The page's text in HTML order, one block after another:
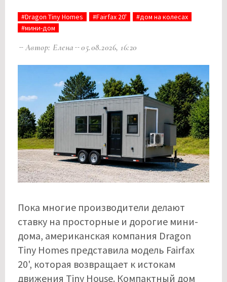
#Dragon Tiny Homes #Fairfax 20'
#дом на колесах
#мини-дом
Автор: Елена 05.08.2026, 16:20
Пока многие производители делают
ставку на просторные и дорогие мини-
дома, американская компания Dragon
Tiny Homes представила модель Fairfax
20', которая возвращает к истокам
движения Tiny House. Компактный дом